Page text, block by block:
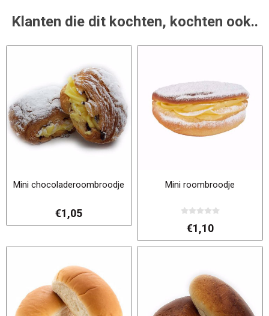
Klanten die dit kochten, kochten ook..
Mini chocoladeroombroodje
€1,05
Mini roombroodje
€1,10